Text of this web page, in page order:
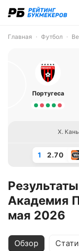
Главная Футбол
Португеса
Х.
1 2.70
Академия
мая 2026
Обзор